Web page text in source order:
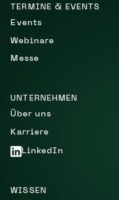
TERMINE & EVENTS
Events
Webinare
Messe
UNTERNEHMEN
Über uns
Karriere
LinkedIn
WISSEN